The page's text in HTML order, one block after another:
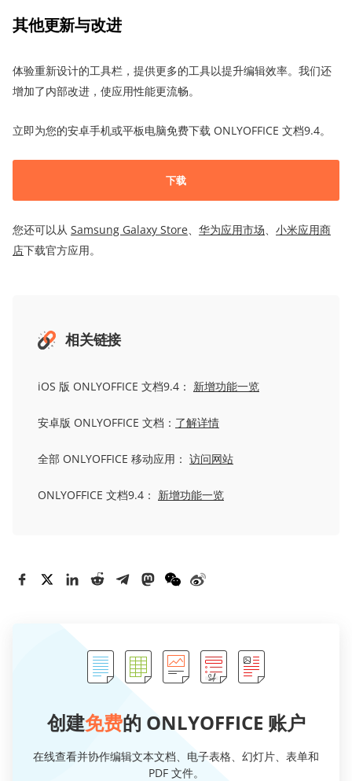
其他更新与改进
体验重新设计的工具栏，提供更多的工具以提升编辑效率。我们还
增加了内部改进，使应用性能更流畅。
立即为您的安卓手机或平板电脑免费下载 ONLYOFFICE 文档9.4。
下载
您还可以从 Samsung Galaxy Store 华为应用市场
小米应用商
店下载官方应用。
相关链接
iOS 版 ONLYOFFICE 文档9.4： 新增功能一览
安卓版 ONLYOFFICE 文档： 了解详情
全部 ONLYOFFICE 移动应用： 访问网站
ONLYOFFICE 文档9.4： 新增功能一览
创建免费的 ONLYOFFICE 账户
在线查看并协作编辑文本文档、电子表格、幻灯片、表单和
PDF 文件。